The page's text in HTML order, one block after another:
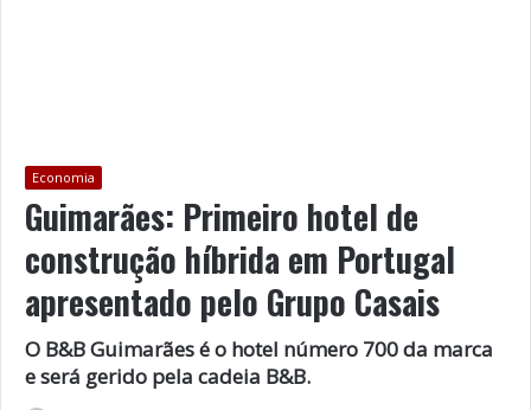
Economia
Guimarães: Primeiro hotel de
construção híbrida em Portugal
apresentado pelo Grupo Casais
O B&B Guimarães é o hotel número 700 da marca
e será gerido pela cadeia B&B.